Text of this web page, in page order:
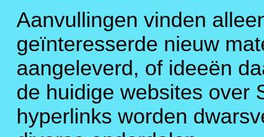
Aanvullingen vinden
geïnteresserde nieuw
aangeleverd, of ideeën
de huidige websites over
hyperlinks worden